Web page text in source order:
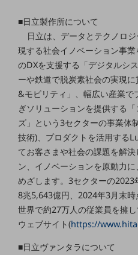
会社案内パンフレット
ニュースルーム
ニュースルームTOP
ニュースリリース
地域からの発表
重要なお知らせ
お知らせ
社外からの評価実績
サステナビリティ
サステナビリティTOP
NTTドコモビジネスグループのサ
サステナビリティ基本方針
サステナビリティレポート
■日立製作所について
日立は、データとテクノロ
現する社会イノベーション事
のDXを支援する「デジタルシ
ーや鉄道で脱炭素社会の実現
&モビリティ」、幅広い産業で
ぎソリューションを提供する
ズ」という3セクターの事業体
技術)、プロダクトを活用する
てお客さまや社会の課題を解
ン、イノベーションを原動力
めざします。3セクターの
8兆5,643億円、2024年3月末
世界で約27万人の従業員を擁
ウェブサイト(https://
■日立ヴァンタラについて